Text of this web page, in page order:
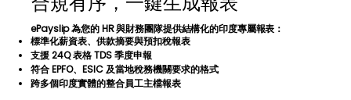
ePayslip 為您的 HR 與財務團隊提供結構化的印度專屬報表：
標準化薪資表、供款摘要與預扣稅報表
支援 24Q 表格 TDS 季度申報
符合 EPFO、ESIC 及當地稅務機關要求的格式
跨多個印度實體的整合員工主檔報表